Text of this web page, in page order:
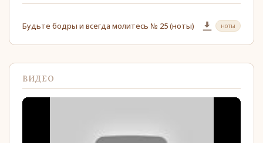
Будьте бодры и всегда молитесь № 25 (ноты) ноты
ВИДЕО